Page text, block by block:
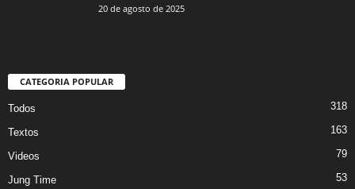
20 de agosto de 2025
CATEGORIA POPULAR
Todos 318
Textos 163
Videos 79
Jung Time 53